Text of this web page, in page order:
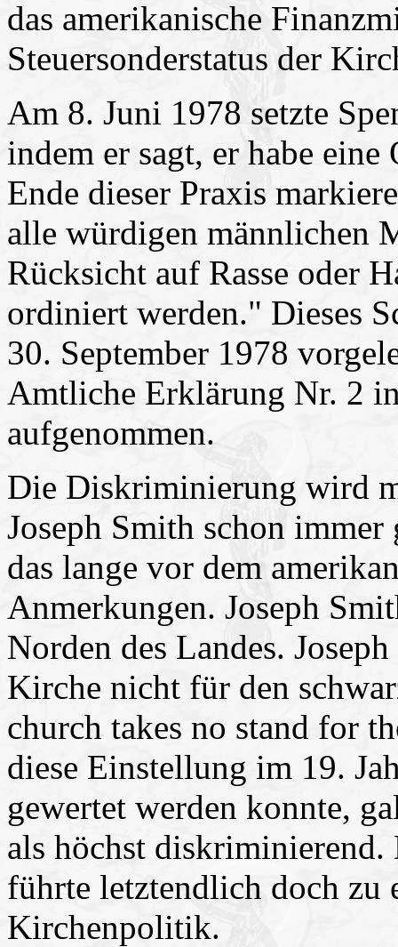
das amerikanische
Steuersonderstatus der
Am 8. Juni 1978 setzte
indem er sagt, er habe
Ende dieser Praxis
alle würdigen männlichen
Rücksicht auf Rasse oder
ordiniert werden." Dieses
30. September 1978
Amtliche Erklärung Nr. 2
aufgenommen.
Die Diskriminierung wird
Joseph Smith schon immer
das lange vor dem
Anmerkungen. Joseph
Norden des Landes.
Kirche nicht für den
church takes no stand for
diese Einstellung im 19.
gewertet werden konnte,
als höchst
führte letztendlich doch zu
Kirchenpolitik.